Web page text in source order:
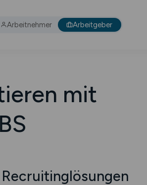
Arbeitnehmer Arbeitgeber
mit